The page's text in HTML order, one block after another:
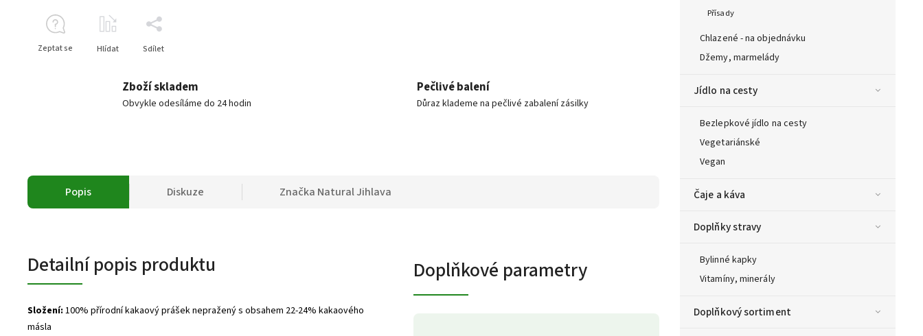
Přísady
Chlazené - na objednávku
Džemy, marmelády
Jídlo na cesty
Bezlepkové jídlo na cesty
Vegetariánské
Vegan
Čaje a káva
Doplňky stravy
Bylinné kapky
Vitamíny, minerály
Doplňkový sortiment
Zeptat se Hlídat Sdílet
Zboží skladem
Obvykle odesíláme do 24 hodin
Pečlivé balení
Důraz klademe na pečlivé zabalení zásilky
Popis Diskuze Značka Natural Jihlava
Detailní popis produktu
Složení: 100% přírodní kakaový prášek nepražený s obsahem 22-24% kakaového
másla
Doplňkové parametry